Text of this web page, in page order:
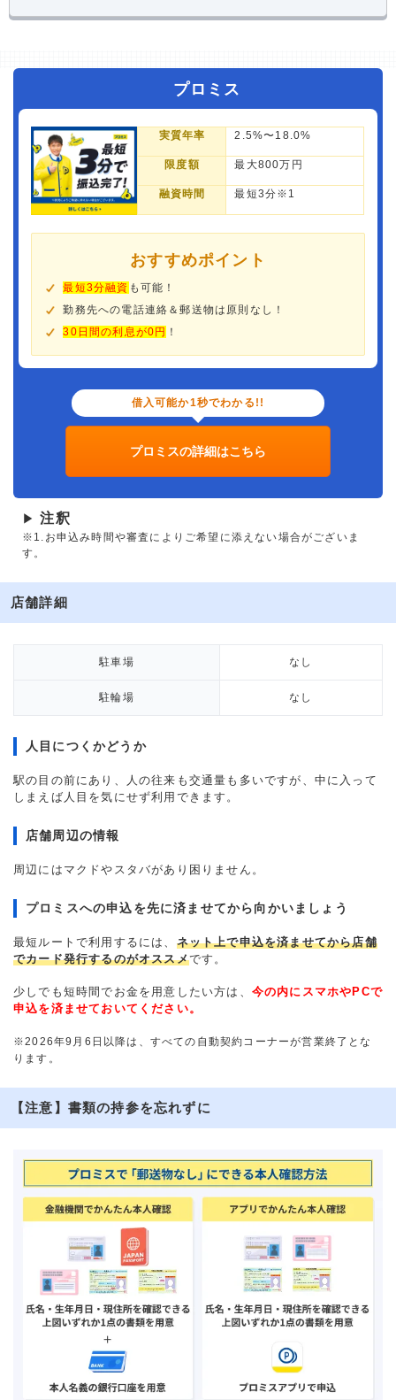
プロミス
実質年率 2.5%〜18.0%
限度額 最大800万円
融資時間 最短3分※1
おすすめポイント
最短3分融資 も可能！
勤務先への電話連絡＆郵送物は原則なし！
30日間の利息が0円 ！
借入可能か1秒でわかる!!
プロミスの詳細はこちら
▶ 注釈
※1.お申込み時間や審査によりご希望に添えない場合がございま
す。
店舗詳細
駐車場 なし
駐輪場 なし
人目につくかどうか
駅の目の前にあり、人の往来も交通量も多いですが、中に入って
しまえば人目を気にせず利用できます。
店舗周辺の情報
周辺にはマクドやスタバがあり困りません。
プロミスへの申込を先に済ませてから向かいましょう
最短ルートで利用するには、 ネット上で申込を済ませてから店舗
でカード発行するのがオススメです。
少しでも短時間でお金を用意したい方は、 今の内にスマホやPCで
申込を済ませておいてください。
※2026年9月6日以降は、すべての自動契約コーナーが営業終了とな
ります。
【注意】書類の持参を忘れずに